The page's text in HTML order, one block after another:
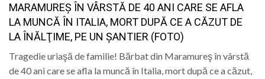
MARAMUREŞ ÎN VÂRSTĂ DE 40 ANI CARE SE AFLA
LA MUNCĂ ÎN ITALIA, MORT DUPĂ CE A CĂZUT DE
LA ÎNĂLŢIME, PE UN ŞANTIER (FOTO)
Tragedie uriaşă de familie! Bărbat din Maramureş în vârstă
de 40 ani care se afla la muncă în Italia, mort după ce a căzut,